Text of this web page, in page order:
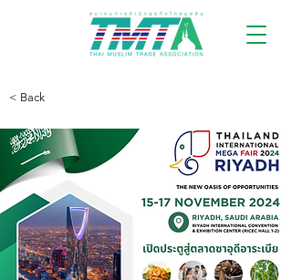
< Back